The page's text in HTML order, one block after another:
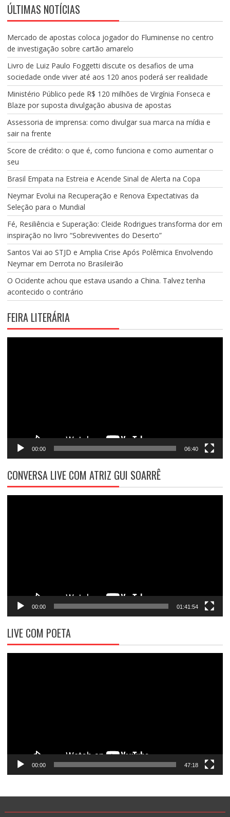
ÚLTIMAS NOTÍCIAS
Mercado de apostas coloca jogador do Fluminense no centro
de investigação sobre cartão amarelo
Livro de Luiz Paulo Foggetti discute os desafios de uma
sociedade onde viver até aos 120 anos poderá ser realidade
Ministério Público pede R$ 120 milhões de Virgínia Fonseca e
Blaze por suposta divulgação abusiva de apostas
Assessoria de imprensa: como divulgar sua marca na mídia e
sair na frente
Score de crédito: o que é, como funciona e como aumentar o
seu
Brasil Empata na Estreia e Acende Sinal de Alerta na Copa
Neymar Evolui na Recuperação e Renova Expectativas da
Seleção para o Mundial
Fé, Resiliência e Superação: Cleide Rodrigues transforma dor em
inspiração no livro “Sobreviventes do Deserto”
Santos Vai ao STJD e Amplia Crise Após Polêmica Envolvendo
Neymar em Derrota no Brasileirão
O Ocidente achou que estava usando a China. Talvez tenha
acontecido o contrário
FEIRA LITERÁRIA
00:00 06:40
CONVERSA LIVE COM ATRIZ GUI SOARRÊ
00:00 01:41:54
LIVE COM POETA
00:00 47:18